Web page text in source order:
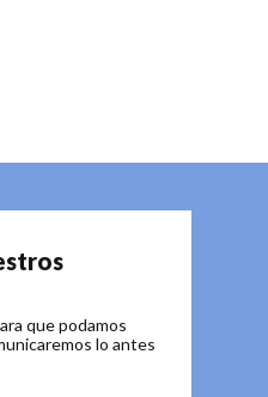
que podamos
lo antes